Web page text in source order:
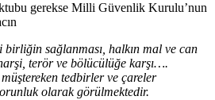
gerekse Milli Güvenlik Kurulu’nun
birliğin sağlanması, halkın mal ve can
terör ve bölücülüğe karşı….
tedbirler ve çareler
olarak görülmektedir.